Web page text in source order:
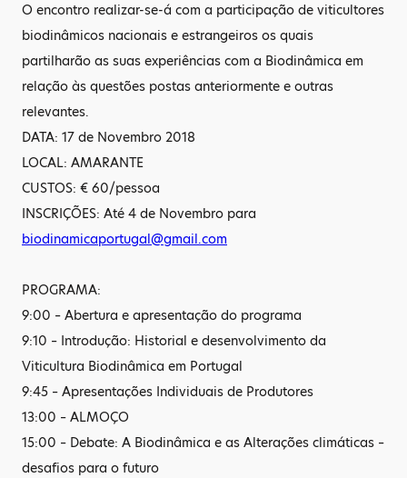
O encontro realizar-se-á com a participação de viticultores
biodinâmicos nacionais e estrangeiros os quais
partilharão as suas experiências com a Biodinâmica em
relação às questões postas anteriormente e outras
relevantes.
DATA: 17 de Novembro 2018
LOCAL: AMARANTE
CUSTOS: € 60/pessoa
INSCRIÇÕES: Até 4 de Novembro para
biodinamicaportugal@gmail.com
PROGRAMA:
9:00 – Abertura e apresentação do programa
9:10 – Introdução: Historial e desenvolvimento da
Viticultura Biodinâmica em Portugal
9:45 – Apresentações Individuais de Produtores
13:00 – ALMOÇO
15:00 – Debate: A Biodinâmica e as Alterações climáticas –
desafios para o futuro